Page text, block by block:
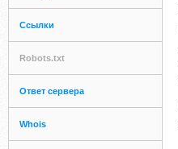
Ссылки
Robots.txt
Ответ сервера
Whois